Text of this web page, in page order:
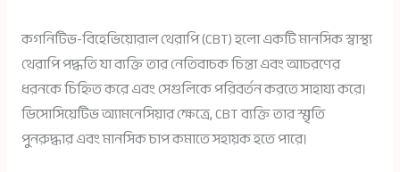
কগনিটিভ-বিহেভিয়োরাল থেরাপি (CBT) হলো একটি মানসিক স্বাস্থ্য
থেরাপি পদ্ধতি যা ব্যক্তি তার নেতিবাচক চিন্তা এবং আচরণের
ধরনকে চিহ্নিত করে এবং সেগুলিকে পরিবর্তন করতে সাহায্য করে।
ডিসোসিয়েটিভ অ্যামনেসিয়ার ক্ষেত্রে, CBT ব্যক্তি তার স্মৃতি
পুনরুদ্ধার এবং মানসিক চাপ কমাতে সহায়ক হতে পারে।